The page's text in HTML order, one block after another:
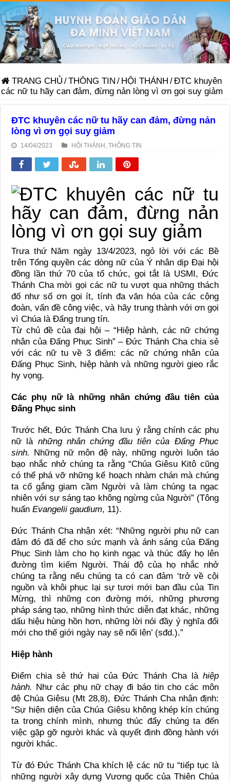
TRANG CHỦ /THÔNG TIN / HỘI THÁNH /ĐTC khuyên
các nữ tu hãy can đảm, đừng nản lòng vì ơn gọi suy giảm
ĐTC khuyên các nữ tu hãy can đảm, đừng nản
lòng vì ơn gọi suy giảm
14/04/2023 HỘI THÁNH ,THÔNG TIN
Trưa thứ Năm ngày 13/4/2023, ngỏ lời với các Bề
trên Tổng quyền các dòng nữ của Ý nhân dịp Đại hội
đồng lần thứ 70 của tổ chức, gọi tắt là USMI, Đức
Thánh Cha mời gọi các nữ tu vượt qua những thách
đố như số ơn gọi ít, tính đa văn hóa của các cộng
đoàn, vấn đề công việc, và hãy trung thành với ơn gọi
vì Chúa là Đấng trung tín.
Từ chủ đề của đại hội – “Hiệp hành, các nữ chứng
nhân của Đấng Phục Sinh” – Đức Thánh Cha chia sẻ
với các nữ tu về 3 điểm: các nữ chứng nhân của
Đấng Phục Sinh, hiệp hành và những người gieo rắc
hy vọng.
Các phụ nữ là những nhân chứng đầu tiên của
Đấng Phục sinh
Trước hết, Đức Thánh Cha lưu ý rằng chính các phụ
nữ là những nhân chứng đầu tiên của Đấng Phục
sinh. Những nữ môn đệ này, những người luôn táo
bạo nhắc nhở chúng ta rằng “Chúa Giêsu Kitô cũng
có thể phá vỡ những kế hoạch nhàm chán mà chúng
ta cố gắng giam cầm Người và làm chúng ta ngạc
nhiên với sự sáng tạo không ngừng của Người” (Tông
huấnEvangelii gaudium, 11).
Đức Thánh Cha nhận xét: “Những người phụ nữ can
đảm đó đã để cho sức mạnh và ánh sáng của Đấng
Phục Sinh làm cho họ kinh ngạc và thúc đẩy họ lên
đường tìm kiếm Người. Thái độ của họ nhắc nhở
chúng ta rằng nếu chúng ta có can đảm ‘trở về cội
nguồn và khôi phục lại sự tươi mới ban đầu của Tin
Mừng, thì những con đường mới, những phương
pháp sáng tạo, những hình thức diễn đạt khác, những
dấu hiệu hùng hồn hơn, những lời nói đầy ý nghĩa đổi
mới cho thế giới ngày nay sẽ nổi lên’ (sđd.).”
Hiệp hành
Điểm chia sẻ thứ hai của Đức Thánh Cha là hiệp
hành. Như các phụ nữ chạy đi báo tin cho các môn
đệ Chúa Giêsu (Mt 28,8), Đức Thánh Cha nhận định:
“Sự hiện diện của Chúa Giêsu không khép kín chúng
ta trong chính mình, nhưng thúc đẩy chúng ta đến
việc gặp gỡ người khác và quyết định đồng hành với
người khác.
Từ đó Đức Thánh Cha khích lệ các nữ tu “tiếp tục là
những người xây dựng Vương quốc của Thiên Chúa